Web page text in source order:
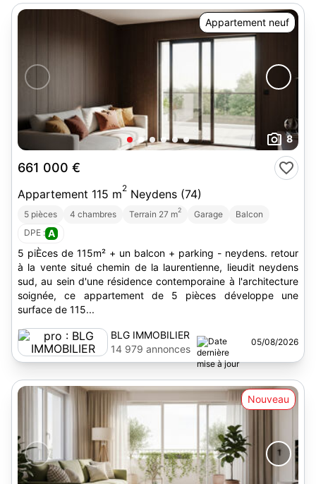
Appartement neuf
8
661 000 €
Appartement 115 m2 Neydens (74)
5 pièces 4 chambres Terrain 27 m2 Garage
Balcon
DPE : A
5 piÈces de 115m² + un balcon + parking - neydens. retour
à la vente situé chemin de la laurentienne, lieudit neydens
sud, au sein d'une résidence contemporaine à l'architecture
soignée, ce appartement de 5 pièces développe une
surface de 115...
BLG IMMOBILIER
14 979 annonces
05/08/2026
Nouveau